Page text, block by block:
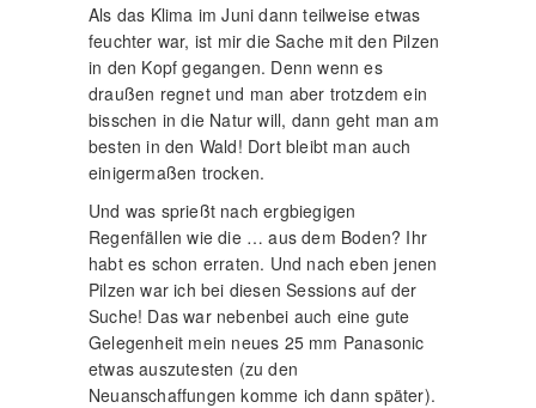
Als das Klima im Juni dann teilweise etwas
feuchter war, ist mir die Sache mit den Pilzen
in den Kopf gegangen. Denn wenn es
draußen regnet und man aber trotzdem ein
bisschen in die Natur will, dann geht man am
besten in den Wald! Dort bleibt man auch
einigermaßen trocken.
Und was sprießt nach ergbiegigen
Regenfällen wie die … aus dem Boden? Ihr
habt es schon erraten. Und nach eben jenen
Pilzen war ich bei diesen Sessions auf der
Suche! Das war nebenbei auch eine gute
Gelegenheit mein neues 25 mm Panasonic
etwas auszutesten (zu den
Neuanschaffungen komme ich dann später).